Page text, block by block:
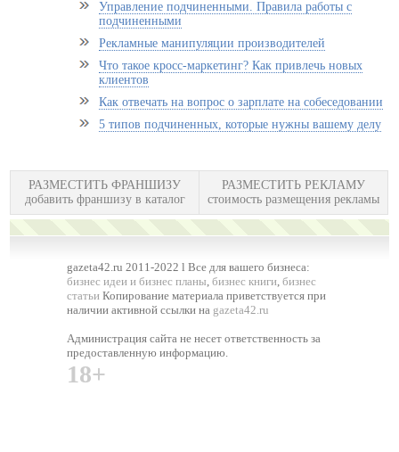
Управление подчиненными. Правила работы с
подчиненными
Рекламные манипуляции производителей
Что такое кросс-маркетинг? Как привлечь новых
клиентов
Как отвечать на вопрос о зарплате на собеседовании
5 типов подчиненных, которые нужны вашему делу
РАЗМЕСТИТЬ ФРАНШИЗУ
добавить франшизу в каталог
РАЗМЕСТИТЬ РЕКЛАМУ
стоимость размещения рекламы
gazeta42.ru 2011-2022 l Все для вашего бизнеса:
бизнес идеи и бизнес планы,бизнес книги,бизнес
статьи Копирование материала приветствуется при
наличии активной ссылки на gazeta42.ru
Администрация сайта не несет ответственность за
предоставленную информацию.
18+